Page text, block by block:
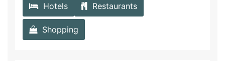
Hotels Restaurants
Shopping